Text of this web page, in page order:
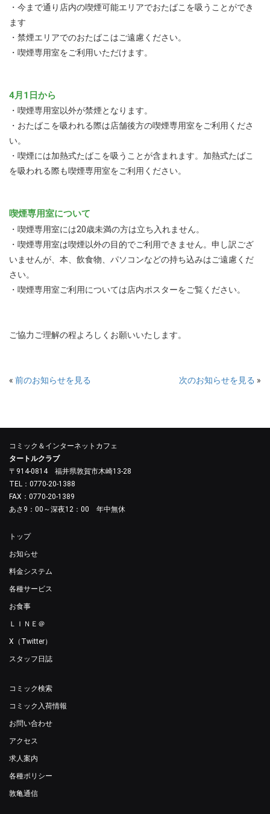
・今まで通り店内の喫煙可能エリアでおたばこを吸うことができ
ます
・禁煙エリアでのおたばこはご遠慮ください。
・喫煙専用室をご利用いただけます。
4月1日から
・喫煙専用室以外が禁煙となります。
・おたばこを吸われる際は店舗後方の喫煙専用室をご利用くださ
い。
・喫煙には加熱式たばこを吸うことが含まれます。加熱式たばこ
を吸われる際も喫煙専用室をご利用ください。
喫煙専用室について
・喫煙専用室には20歳未満の方は立ち入れません。
・喫煙専用室は喫煙以外の目的でご利用できません。申し訳ござ
いませんが、本、飲食物、パソコンなどの持ち込みはご遠慮くだ
さい。
・喫煙専用室ご利用については店内ポスターをご覧ください。
ご協⼒ご理解の程よろしくお願いいたします。
« 前のお知らせを見る 次のお知らせを見る »
コミック＆インターネットカフェ
タートルクラブ
〒914-0814 福井県敦賀市木崎13-28
TEL：0770-20-1388
FAX：0770-20-1389
あさ9：00～深夜12：00 年中無休
トップ
お知らせ
料金システム
各種サービス
お食事
ＬＩＮＥ＠
X（Twitter）
スタッフ日誌
コミック検索
コミック入荷情報
お問い合わせ
アクセス
求人案内
各種ポリシー
敦亀通信